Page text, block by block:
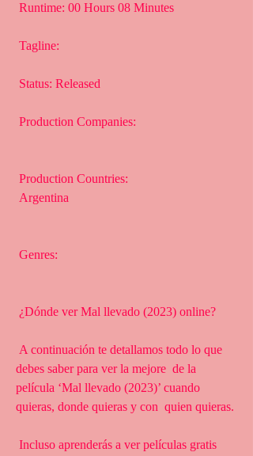
Runtime: 00 Hours 08 Minutes
Tagline:
Status: Released
Production Companies:
Production Countries:
Argentina
Genres:
¿Dónde ver Mal llevado (2023) online?
debes saber para ver la mejore  de la
película ‘Mal llevado (2023)’ cuando
quieras, donde quieras y con  quien quieras.